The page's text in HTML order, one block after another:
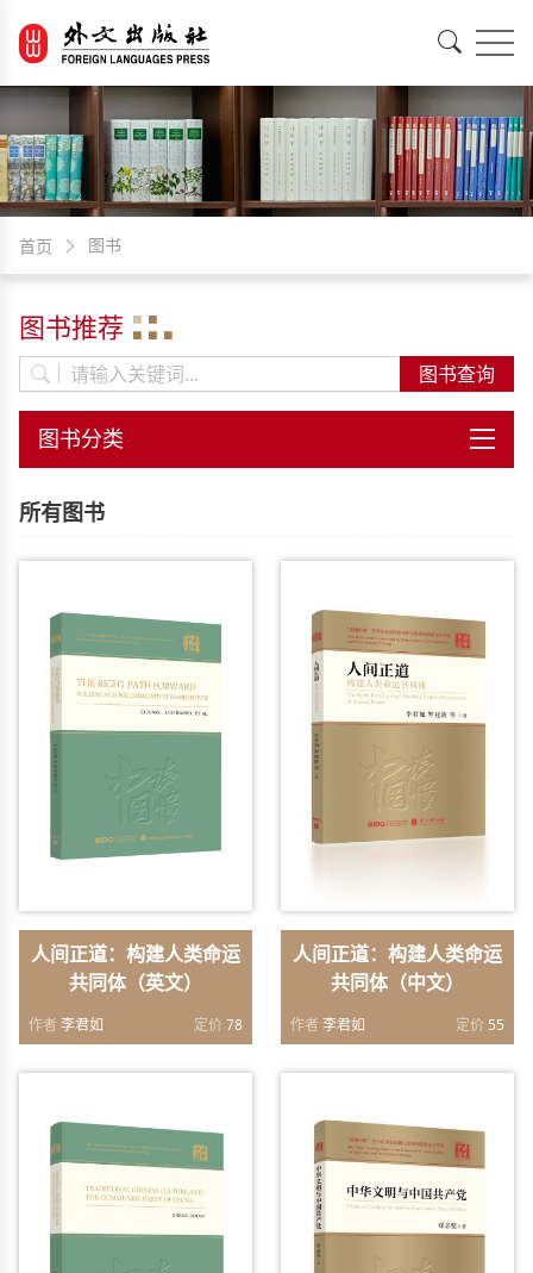
首页 图书
图书推荐
所有图书
人间正道：构建人类命运
共同体（英文）
作者 李君如 定价78
人间正道：构建人类命运
共同体（中文）
作者 李君如 定价 55